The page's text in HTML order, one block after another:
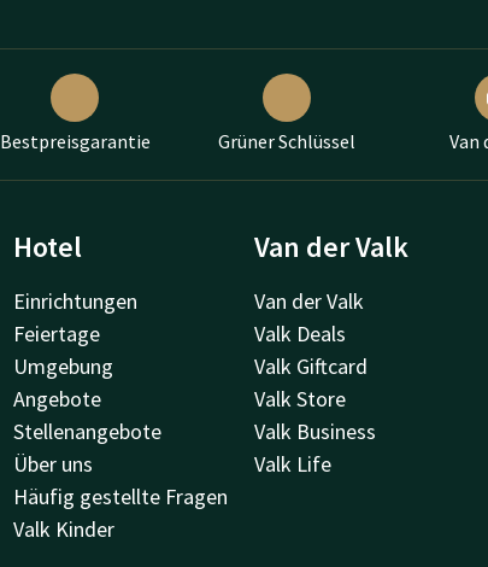
Bestpreisgarantie Grüner Schlüssel Van
Hotel
Einrichtungen
Feiertage
Umgebung
Angebote
Stellenangebote
Über uns
Häufig gestellte Fragen
Valk Kinder
Van der Valk
Van der Valk
Valk Deals
Valk Giftcard
Valk Store
Valk Business
Valk Life